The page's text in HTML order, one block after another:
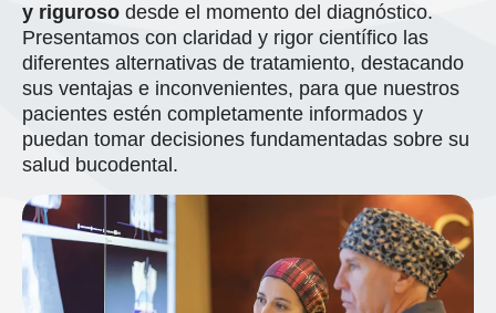
y riguroso desde el momento del diagnóstico.
Presentamos con claridad y rigor científico las
diferentes alternativas de tratamiento, destacando
sus ventajas e inconvenientes, para que nuestros
pacientes estén completamente informados y
puedan tomar decisiones fundamentadas sobre su
salud bucodental.